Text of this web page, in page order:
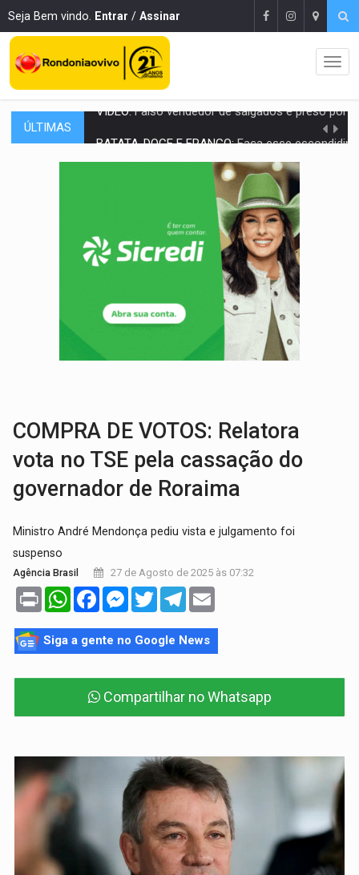
Seja Bem vindo. Entrar / Assinar
ÚLTIMAS Faça esse escondidinho e me
BARREIRA NATURAL:Desmate da Amazônia corta chuvas no Sul e ameaça
Anvisa libera venda de medicamentos pela Shopee, mas
Nova lei endurece punição por abuso sexual contra
POLUIÇÃO E RISCOS: Retirada de fiação irregular avança no país e em PVH
Armado com machado, homem ameaça matar sobrinha grávida e
TRIBUNAL DO CRIME: Homem é espancado por facção criminosa
VÍDEO: Perseguição é registrada no shopping após colombiana furtar
COMPRA DE VOTOS: Relatora
vota no TSE pela cassação do
governador de Roraima
Ministro André Mendonça pediu vista e julgamento foi
suspenso
Agência Brasil 27 de Agosto de 2025 às 07:32
Print WhatsAppFacebookMessenger
TwitterTelegram
Siga a gente no Google News
Compartilhar no Whatsapp